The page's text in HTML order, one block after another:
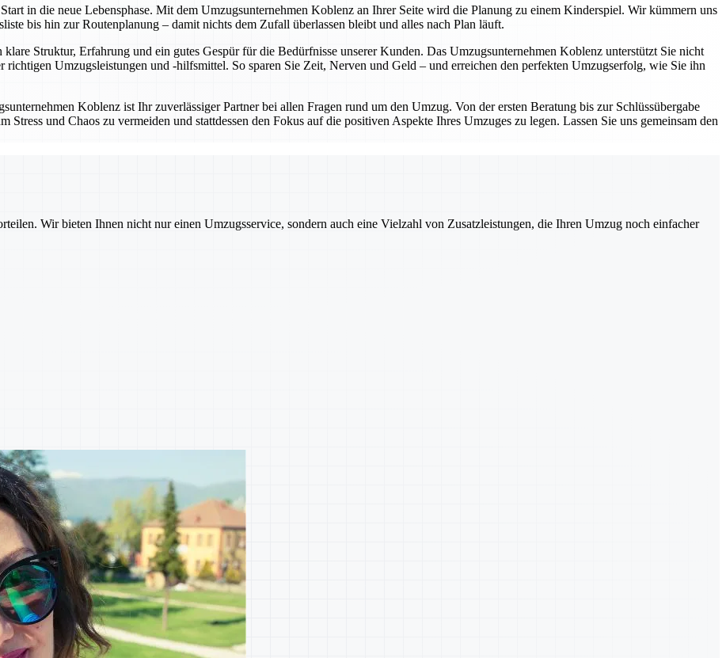
in die neue Lebensphase. Mit dem Umzugsunternehmen Koblenz an Ihrer Seite wird die Planung zu einem Kinderspiel. Wir kümmern uns
bis hin zur Routenplanung – damit nichts dem Zufall überlassen bleibt und alles nach Plan läuft.
Struktur, Erfahrung und ein gutes Gespür für die Bedürfnisse unserer Kunden. Das Umzugsunternehmen Koblenz unterstützt Sie nicht
Umzugsleistungen und -hilfsmittel. So sparen Sie Zeit, Nerven und Geld – und erreichen den perfekten Umzugserfolg, wie Sie ihn
Koblenz ist Ihr zuverlässiger Partner bei allen Fragen rund um den Umzug. Von der ersten Beratung bis zur Schlüssübergabe
und Chaos zu vermeiden und stattdessen den Fokus auf die positiven Aspekte Ihres Umzuges zu legen. Lassen Sie uns gemeinsam den
Wir bieten Ihnen nicht nur einen Umzugsservice, sondern auch eine Vielzahl von Zusatzleistungen, die Ihren Umzug noch einfacher